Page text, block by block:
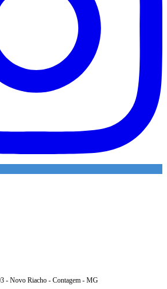
- Novo Riacho - Contagem - MG